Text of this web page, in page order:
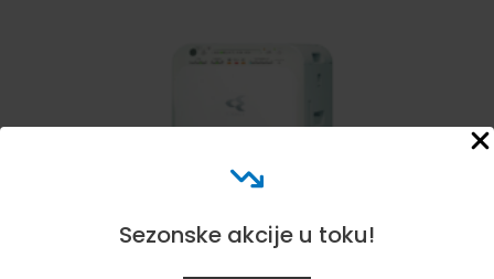
Sezonske akcije u toku!